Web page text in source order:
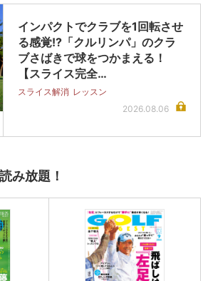
インパクトでクラブを1回転させ
る感覚!?「クルリンパ」のクラ
ブさばきで球をつかまえる！
【スライス完全…
スライス解消 レッスン
2026.08.06
み放題！